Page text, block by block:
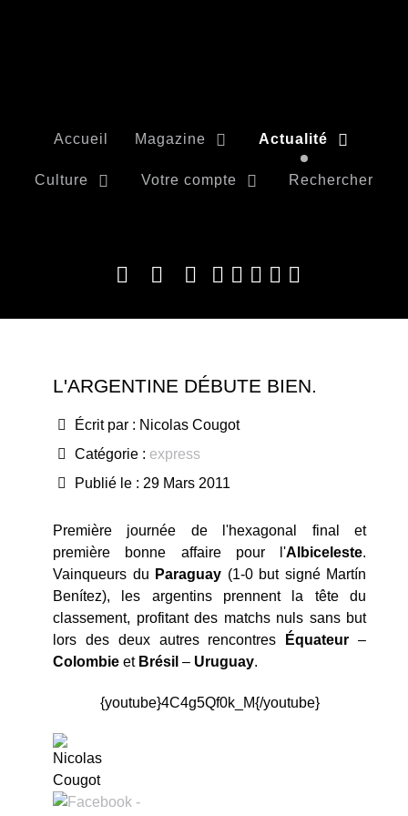
Accueil Magazine Actualité
Culture Votre compte Rechercher
L'ARGENTINE DÉBUTE BIEN.
Écrit par : Nicolas Cougot
Catégorie : express
Publié le : 29 Mars 2011
Première journée de l'hexagonal final et
première bonne affaire pour l'Albiceleste.
Vainqueurs du Paraguay (1-0 but signé Martín
Benítez), les argentins prennent la tête du
classement, profitant des matchs nuls sans but
lors des deux autres rencontres
Équateur –
Colombie et Brésil – Uruguay.
{youtube}4C4g5Qf0k_M{/youtube}